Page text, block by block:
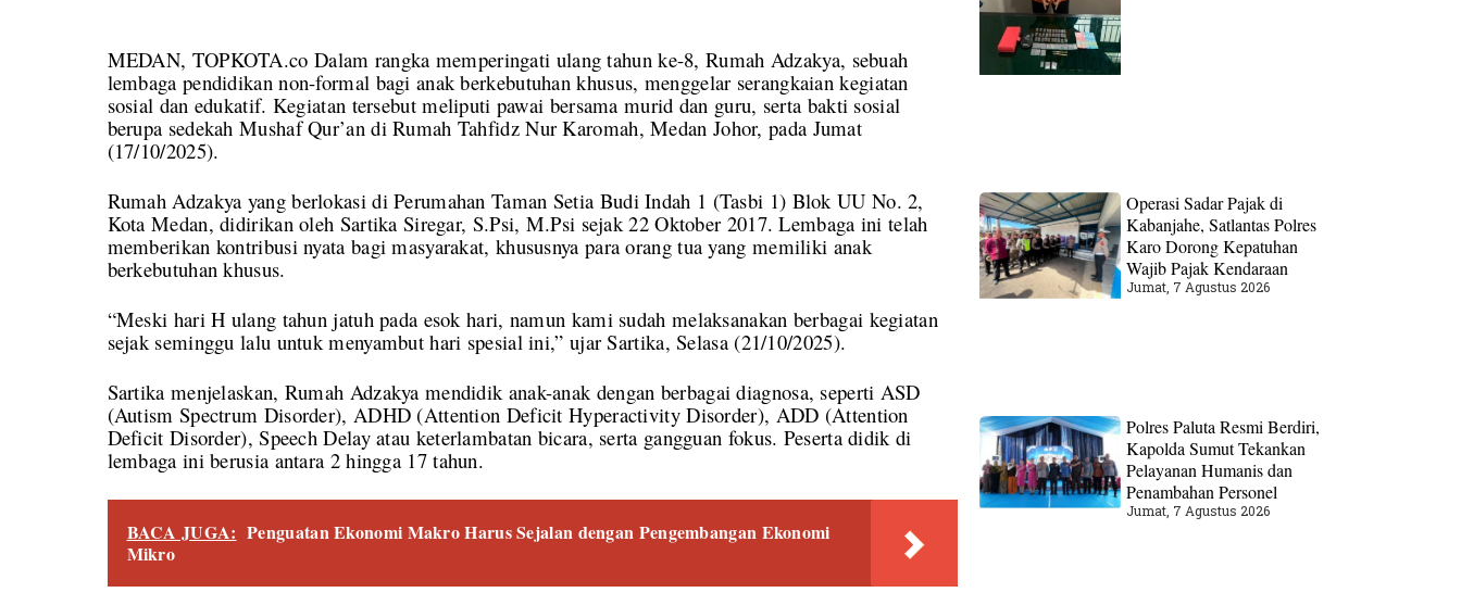
MEDAN, TOPKOTA.co Dalam rangka memperingati ulang tahun ke-8, Rumah Adzakya, sebuah
lembaga pendidikan non-formal bagi anak berkebutuhan khusus, menggelar serangkaian kegiatan
sosial dan edukatif. Kegiatan tersebut meliputi pawai bersama murid dan guru, serta bakti sosial
berupa sedekah Mushaf Qur’an di Rumah Tahfidz Nur Karomah, Medan Johor, pada Jumat
(17/10/2025).
Rumah Adzakya yang berlokasi di Perumahan Taman Setia Budi Indah 1 (Tasbi 1) Blok UU No. 2,
Kota Medan, didirikan oleh Sartika Siregar, S.Psi, M.Psi sejak 22 Oktober 2017. Lembaga ini telah
memberikan kontribusi nyata bagi masyarakat, khususnya para orang tua yang memiliki anak
berkebutuhan khusus.
“Meski hari H ulang tahun jatuh pada esok hari, namun kami sudah melaksanakan berbagai kegiatan
sejak seminggu lalu untuk menyambut hari spesial ini,” ujar Sartika, Selasa (21/10/2025).
Sartika menjelaskan, Rumah Adzakya mendidik anak-anak dengan berbagai diagnosa, seperti ASD
(Autism Spectrum Disorder), ADHD (Attention Deficit Hyperactivity Disorder), ADD (Attention
Deficit Disorder), Speech Delay atau keterlambatan bicara, serta gangguan fokus. Peserta didik di
lembaga ini berusia antara 2 hingga 17 tahun.
BACA JUGA: Penguatan Ekonomi Makro Harus Sejalan dengan Pengembangan Ekonomi
Mikro
Operasi Sadar Pajak di
Kabanjahe, Satlantas Polres
Karo Dorong Kepatuhan
Wajib Pajak Kendaraan
Jumat, 7 Agustus 2026
Polres Paluta Resmi Berdiri,
Kapolda Sumut Tekankan
Pelayanan Humanis dan
Penambahan Personel
Jumat, 7 Agustus 2026